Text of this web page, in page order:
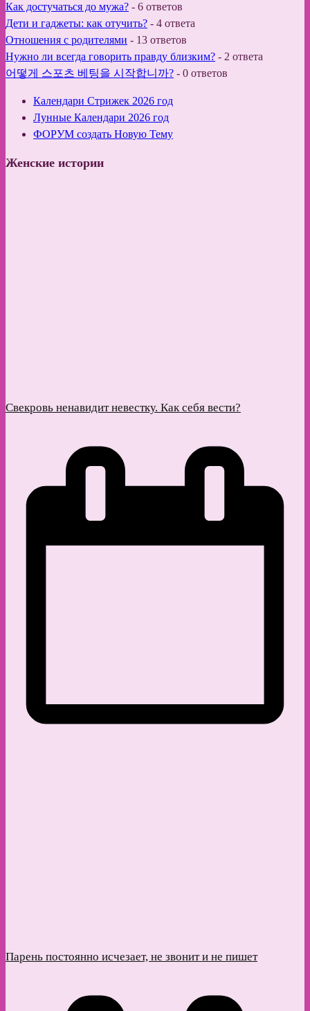
Как достучаться до мужа? - 6 ответов
Дети и гаджеты: как отучить? - 4 ответа
Отношения с родителями - 13 ответов
Нужно ли всегда говорить правду близким? - 2 ответа
어떻게 스포츠 베팅을 시작합니까? - 0 ответов
Календари Стрижек 2026 год
Лунные Календари 2026 год
ФОРУМ создать Новую Тему
Женские истории
Свекровь ненавидит невестку. Как себя вести?
Парень постоянно исчезает, не звонит и не пишет